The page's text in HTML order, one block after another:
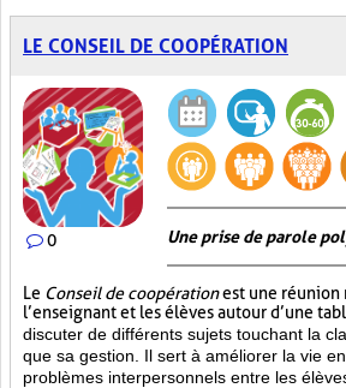
LE CONSEIL DE COOPÉRATION
0 Une prise de parole
Le Conseil de coopérationest une réunion
l’enseignant et les élèves autour d’une
discuter de différents sujets touchant la
que sa gestion. Il sert à améliorer la vie
problèmes interpersonnels entre les